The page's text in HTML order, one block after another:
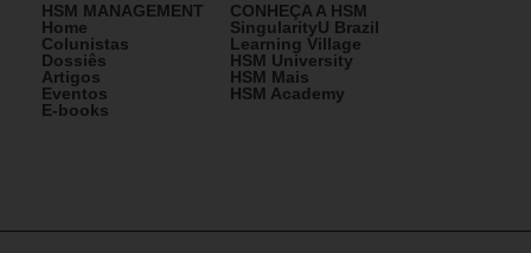
HSM MANAGEMENT
Home
Colunistas
Dossiês
Artigos
Eventos
E-books
CONHEÇA A HSM
SingularityU Brazil
Learning Village
HSM University
HSM Mais
HSM Academy